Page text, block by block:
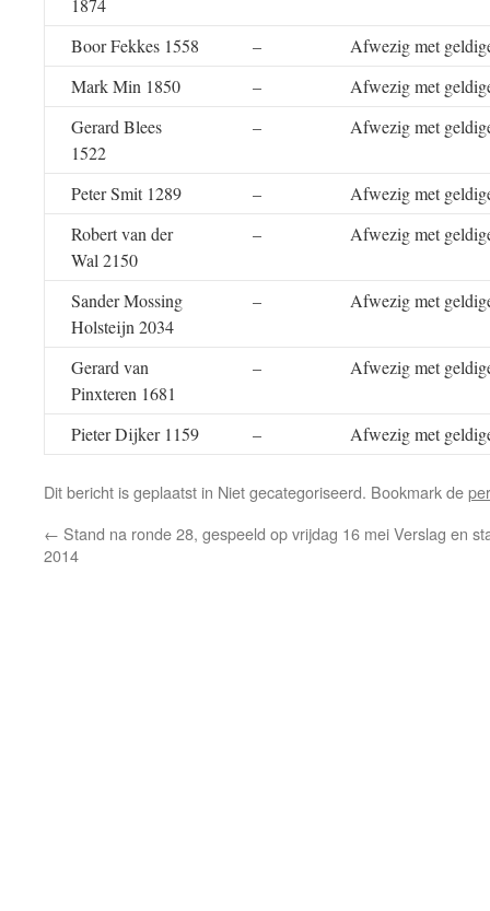
1874
Boor Fekkes 1558 –
Afwezig met
Mark Min 1850
–
Afwezig met
Gerard Blees
1522
– Afwezig met
Peter Smit 1289 –
Afwezig met
Robert van der
Wal 2150
– Afwezig met
Sander Mossing
Holsteijn 2034
– Afwezig met
Gerard van
Pinxteren 1681
– Afwezig met
Pieter Dijker 1159 – Afwezig met
Dit bericht is geplaatst in Niet gecategoriseerd. Bookmark de
← Stand na ronde 28, gespeeld op vrijdag 16 mei
2014
Verslag en